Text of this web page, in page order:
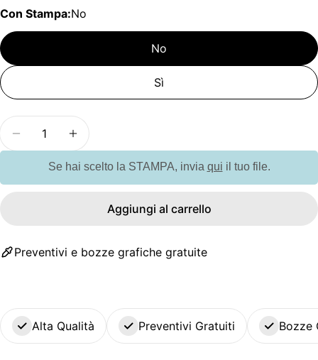
Con Stampa:No
No
Sì
Diminuisci la quantità per GX1473 Decorazione a
Aumenta la quantità per GX1473
Se hai scelto la STAMPA, invia qui il tuo file.
Aggiungi al carrello
Preventivi e bozze grafiche gratuite
Alta Qualità Preventivi Gratuiti Bozze